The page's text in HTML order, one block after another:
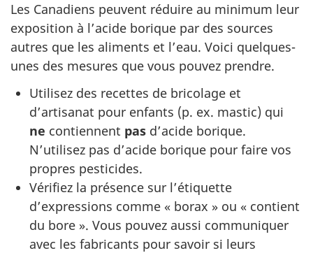
Les Canadiens peuvent réduire au minimum leur
exposition à l’acide borique par des sources
autres que les aliments et l’eau. Voici quelques-
unes des mesures que vous pouvez prendre.
Utilisez des recettes de bricolage et
d’artisanat pour enfants (p. ex. mastic) qui
ne contiennent pas d’acide borique.
N’utilisez pas d’acide borique pour faire vos
propres pesticides.
Vérifiez la présence sur l’étiquette
d’expressions comme « borax » ou « contient
du bore ». Vous pouvez aussi communiquer
avec les fabricants pour savoir si leurs